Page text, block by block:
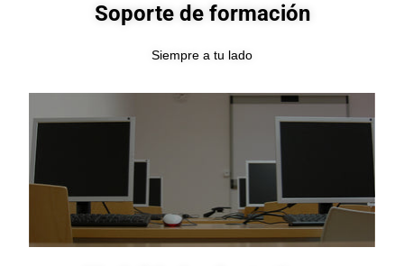
Soporte de formación
Siempre a tu lado